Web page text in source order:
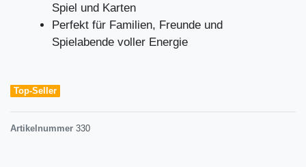
Spiel und Karten
Perfekt für Familien, Freunde und
Spielabende voller Energie
Top-Seller
Artikelnummer 330